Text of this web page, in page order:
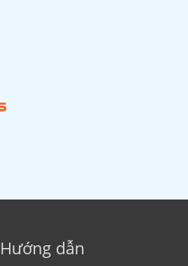
Hướng dẫn